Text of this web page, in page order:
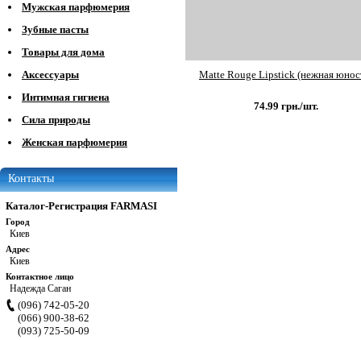
Мужская парфюмерия
Зубные пасты
Товары для дома
Аксессуары
Интимная гигиена
Сила природы
Женская парфюмерия
Контакты
Каталог-Регистрация FARMASI
Город
Киев
Адрес
Киев
Контактное лицо
Надежда Саган
(096) 742-05-20
(066) 900-38-62
(093) 725-50-09
Matte Rouge Lipstick (нежная
74.99 грн./шт.